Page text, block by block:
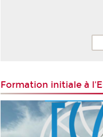
Formation initiale à